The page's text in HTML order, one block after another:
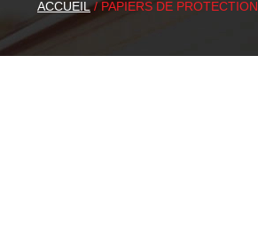
ACCUEIL/ PAPIERS DE PROTECTION